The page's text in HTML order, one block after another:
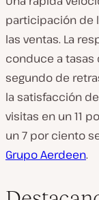
participación de
las ventas. La
conduce a tasas
segundo de
la satisfacción
visitas en un 11
un 7 por ciento
Grupo Aerdeen.